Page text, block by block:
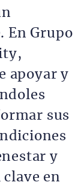
En Grupo
apoyar y
sus
y
en